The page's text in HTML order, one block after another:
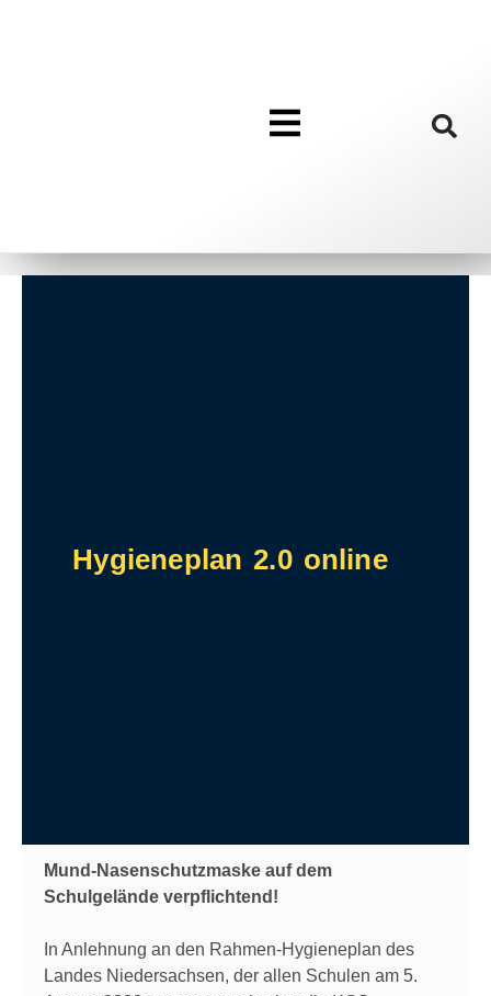
Hygieneplan 2.0 online
Mund-Nasenschutzmaske auf dem
Schulgelände verpflichtend!
In Anlehnung an den Rahmen-Hygieneplan des
Landes Niedersachsen, der allen Schulen am 5.